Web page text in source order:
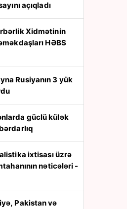
В ОАЭ произошло
жестокое убийство
açıqladı
HƏBS
nəticələri -